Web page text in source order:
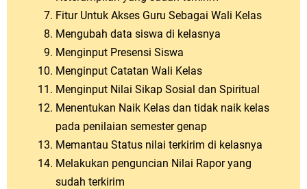
Fitur Untuk Akses Guru Sebagai Wali Kelas
Mengubah data siswa di kelasnya
Menginput Presensi Siswa
Menginput Catatan Wali Kelas
Menginput Nilai Sikap Sosial dan Spiritual
Menentukan Naik Kelas dan tidak naik kelas
pada penilaian semester genap
Memantau Status nilai terkirim di kelasnya
Melakukan penguncian Nilai Rapor yang
sudah terkirim